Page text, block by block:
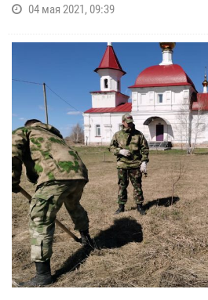
04 мая 2021, 09:39